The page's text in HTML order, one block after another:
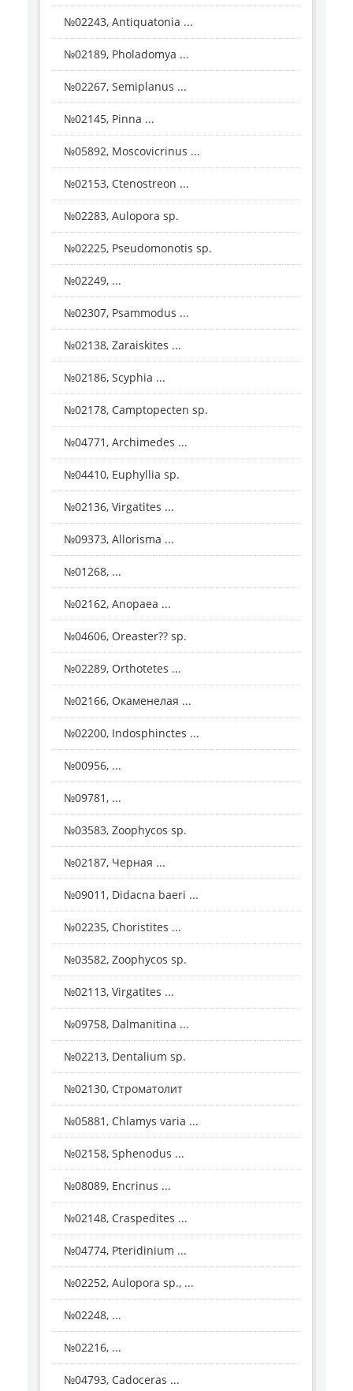
№02243, Antiquatonia ...
№02189, Pholadomya ...
№02267, Semiplanus ...
№02145, Pinna ...
№05892, Moscovicrinus ...
№02153, Ctenostreon ...
№02283, Aulopora sp.
№02225, Pseudomonotis sp.
№02249, ...
№02307, Psammodus ...
№02138, Zaraiskites ...
№02186, Scyphia ...
№02178, Camptopecten sp.
№04771, Archimedes ...
№04410, Euphyllia sp.
№02136, Virgatites ...
№09373, Allorisma ...
№01268, ...
№02162, Anopaea ...
№04606, Oreaster?? sp.
№02289, Orthotetes ...
№02166, Окаменелая ...
№02200, Indosphinctes ...
№00956, ...
№09781, ...
№03583, Zoophycos sp.
№02187, Черная ...
№09011, Didacna baeri ...
№02235, Choristites ...
№03582, Zoophycos sp.
№02113, Virgatites ...
№09758, Dalmanitina ...
№02213, Dentalium sp.
№02130, Строматолит
№05881, Chlamys varia ...
№02158, Sphenodus ...
№08089, Encrinus ...
№02148, Craspedites ...
№04774, Pteridinium ...
№02252, Aulopora sp., ...
№02248, ...
№02216, ...
№04793, Cadoceras ...